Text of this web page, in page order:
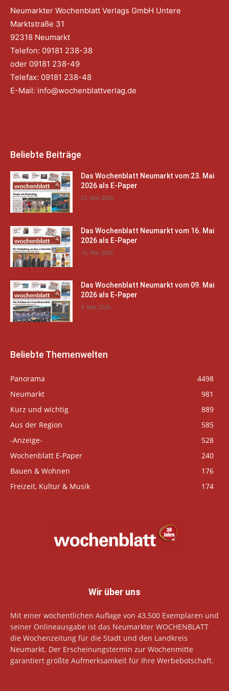
Neumarkter Wochenblatt Verlags GmbH Untere
Marktstraße 31
92318 Neumarkt
Telefon: 09181 238-38
oder 09181 238-49
Telefax: 09181 238-48
E-Mail: info@wochenblattverlag.de
Beliebte Beiträge
Das Wochenblatt Neumarkt vom 23. Mai
2026 als E-Paper
23. Mai 2026
Das Wochenblatt Neumarkt vom 16. Mai
2026 als E-Paper
16. Mai 2026
Das Wochenblatt Neumarkt vom 09. Mai
2026 als E-Paper
9. Mai 2026
Beliebte Themenwelten
Panorama
4498
Neumarkt
981
Kurz und wichtig
889
Aus der Region
585
-Anzeige-
528
Wochenblatt E-Paper
240
Bauen & Wohnen
176
Freizeit, Kultur & Musik
174
Wir über uns
Mit einer wöchentlichen Auflage von 43.500 Exemplaren und
seiner Onlineausgabe ist das Neumarkter WOCHENBLATT
die Wochenzeitung für die Stadt und den Landkreis
Neumarkt. Der Erscheinungstermin zur Wochenmitte
garantiert größte Aufmerksamkeit für Ihre Werbebotschaft.